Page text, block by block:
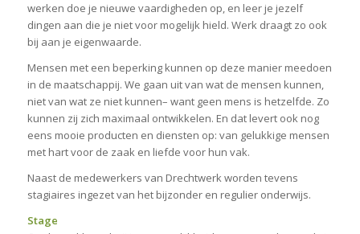
werken doe je nieuwe vaardigheden op, en leer je jezelf
dingen aan die je niet voor mogelijk hield. Werk draagt zo ook
bij aan je eigenwaarde.
Mensen met een beperking kunnen op deze manier meedoen
in de maatschappij. We gaan uit van wat de mensen kunnen,
niet van wat ze niet kunnen– want geen mens is hetzelfde. Zo
kunnen zij zich maximaal ontwikkelen. En dat levert ook nog
eens mooie producten en diensten op: van gelukkige mensen
met hart voor de zaak en liefde voor hun vak.
Naast de medewerkers van Drechtwerk worden tevens
stagiaires ingezet van het bijzonder en regulier onderwijs.
Stage